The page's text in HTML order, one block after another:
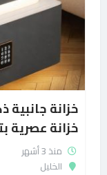
خزانة
خزانة عصرية
منذ 3 أشهر
الخليل